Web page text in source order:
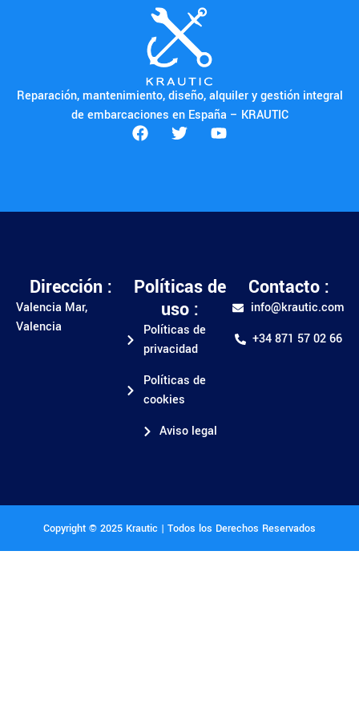
Reparación, mantenimiento, diseño, alquiler y gestión integral
de embarcaciones en España – KRAUTIC
Dirección :
Valencia Mar,
Valencia
Políticas de
uso :
Políticas de
privacidad
Políticas de
cookies
Aviso legal
Contacto :
info@krautic.com
+34 871 57 02 66
Copyright © 2025 Krautic | Todos los Derechos Reservados